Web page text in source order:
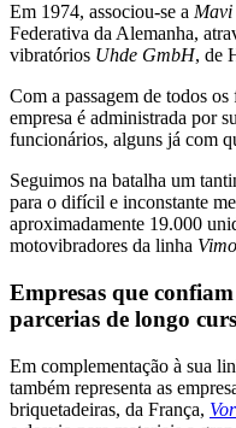
Em 1974, associou-se a Mavi
Federativa da Alemanha,
vibratórios Uhde GmbH, de
Com a passagem de todos
empresa é administrada por
funcionários, alguns já com
Seguimos na batalha um
para o difícil e inconstante
aproximadamente 19.000
motovibradores da linha
Empresas que
parcerias de longo
Em complementação à sua
também representa as
briquetadeiras, da França,